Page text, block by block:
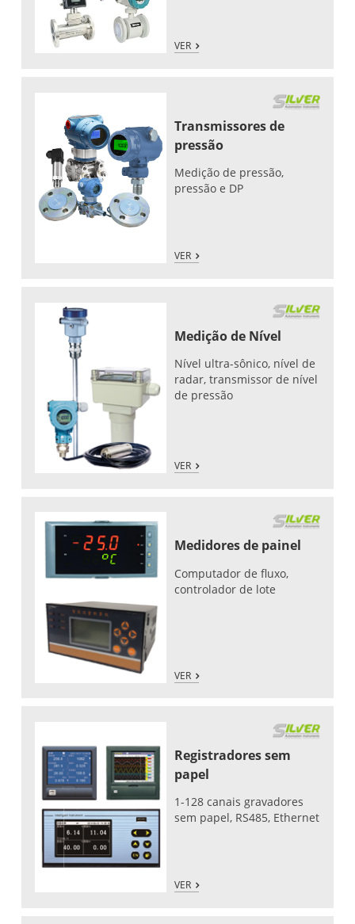
VER
Transmissores de
pressão
Medição de pressão,
pressão e DP
VER
Medição de Nível
Nível ultra-sônico, nível de
radar, transmissor de nível
de pressão
VER
Medidores de painel
Computador de fluxo,
controlador de lote
VER
Registradores sem
papel
1-128 canais gravadores
sem papel, RS485, Ethernet
VER